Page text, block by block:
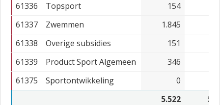
61336 Topsport 154
61337
Zwemmen 1.845
61338
Overige subsidies 151
61339
Product Sport Algemeen 346
61375
Sportontwikkeling 0
5.522